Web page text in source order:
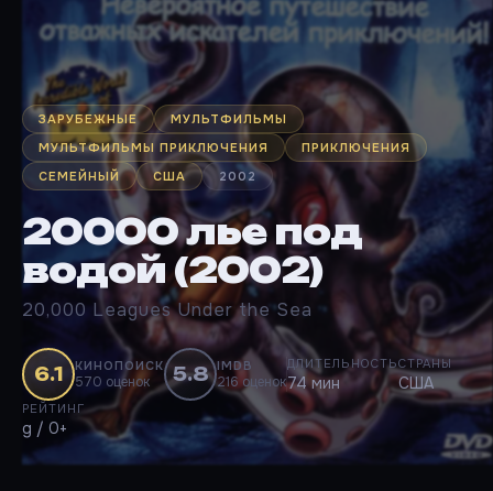
ЗАРУБЕЖНЫЕ
МУЛЬТФИЛЬМЫ
МУЛЬТФИЛЬМЫ ПРИКЛЮЧЕНИЯ
ПРИКЛЮЧЕНИЯ
СЕМЕЙНЫЙ
США 2002
20000 лье под
водой (2002)
20,000 Leagues Under the Sea
6.1 КИНОПОИСК
570 оценок 5.8 IMDB
216 оценок
ДЛИТЕЛЬНОСТЬ
74 мин
СТРАНЫ
США
РЕЙТИНГ
g / 0+